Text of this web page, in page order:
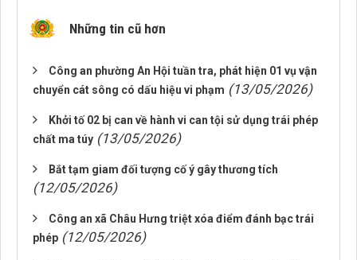
Những tin cũ hơn
Công an phường An Hội tuần tra, phát hiện 01 vụ vận
chuyển cát sông có dấu hiệu vi phạm (13/05/2026)
Khởi tố 02 bị can về hành vi can tội sử dụng trái phép
chất ma túy (13/05/2026)
Bắt tạm giam đối tượng cố ý gây thương tích
(12/05/2026)
Công an xã Châu Hưng triệt xóa điểm đánh bạc trái
phép (12/05/2026)